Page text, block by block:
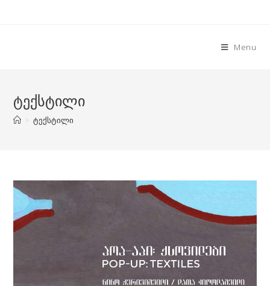
Menu
ტექსტილი
> ტექსტილი